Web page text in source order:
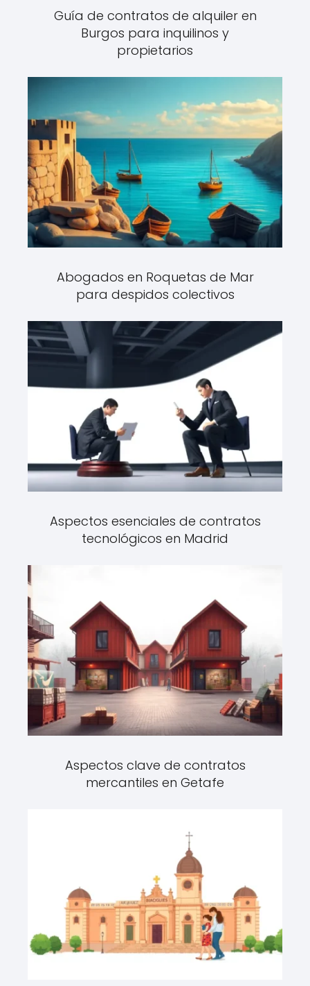
Guía de contratos de alquiler en
Burgos para inquilinos y
propietarios
Abogados en Roquetas de Mar
para despidos colectivos
Aspectos esenciales de contratos
tecnológicos en Madrid
Aspectos clave de contratos
mercantiles en Getafe